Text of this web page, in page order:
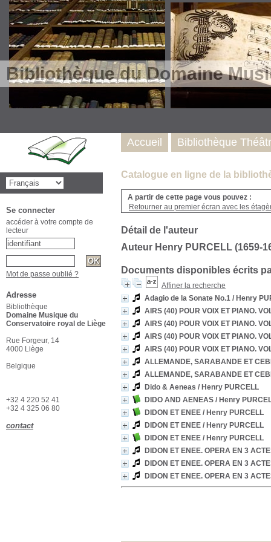
Bibliothèque du Domaine
Catalogue en ligne de la
A partir de cette page vous pouvez :
Retourner au premier écran avec les
Détail de l'auteur
Auteur Henry PURCELL (1659-
Documents disponibles écrits
Affiner la recherche
Adagio de la Sonate No.1 / Henry
AIRS (40) POUR VOIX ET PIANO.
AIRS (40) POUR VOIX ET PIANO.
AIRS (40) POUR VOIX ET PIANO.
AIRS (40) POUR VOIX ET PIANO.
ALLEMANDE, SARABANDE ET
ALLEMANDE, SARABANDE ET
Dido & Aeneas / Henry PURCELL
DIDO AND AENEAS / Henry
DIDON ET ENEE / Henry PURCELL
DIDON ET ENEE / Henry PURCELL
DIDON ET ENEE / Henry PURCELL
DIDON ET ENEE. OPERA EN 3
DIDON ET ENEE. OPERA EN 3
DIDON ET ENEE. OPERA EN 3
Accueil Bibliothèque
Se connecter
accéder à votre compte de
lecteur
Mot de passe oublié ?
Adresse
Bibliothèque
Domaine Musique du
Conservatoire royal de Liège
Rue Forgeur, 14
4000 Liège
Belgique
+32 4 220 52 41
+32 4 325 06 80
contact